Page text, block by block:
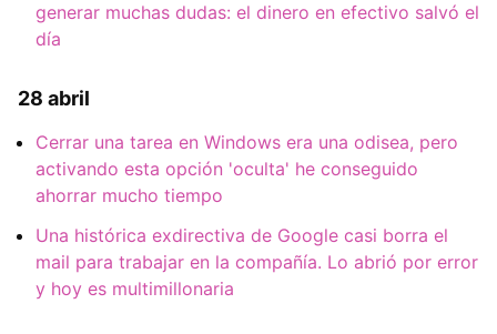
generar muchas dudas: el dinero en efectivo salvó el
día
28 abril
Cerrar una tarea en Windows era una odisea, pero
activando esta opción 'oculta' he conseguido
ahorrar mucho tiempo
Una histórica exdirectiva de Google casi borra el
mail para trabajar en la compañía. Lo abrió por error
y hoy es multimillonaria